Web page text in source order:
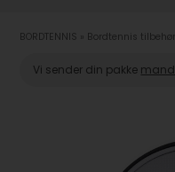
BORDTENNIS Bordtennis tilbehør
Vi sender din pakke